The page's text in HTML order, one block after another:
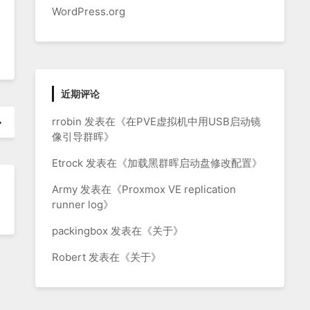
WordPress.org
近期评论
rrobin 发表在《在PVE虚拟机中用USB启动镜
像引导群晖》
Etrock 发表在《加载黑群晖启动盘修改配置》
Army 发表在《Proxmox VE replication
runner log》
packingbox 发表在《关于》
Robert 发表在《关于》